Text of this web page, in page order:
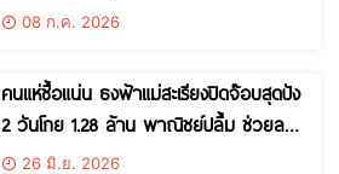
ได้ ยกระดับเศรษฐกิจฐานรากอย่างยั่งยืน
08 ก.ค. 2026
คนแห่ซื้อแน่น ธงฟ้าแม่สะเรียงปิดจ๊อบสุดปัง
2 วันโกย 1.28 ล้าน พาณิชย์ปลื้ม ช่วยลด
ค่าครองชีพได้จริง
26 มิ.ย. 2026